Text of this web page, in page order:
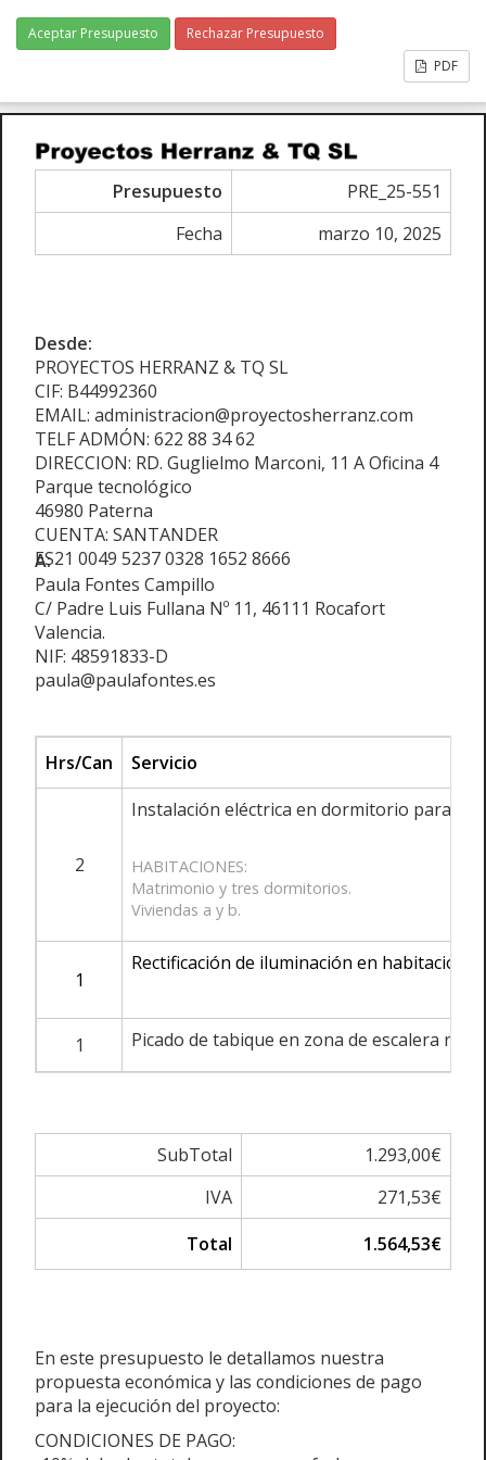
Aceptar Presupuesto
Rechazar Presupuesto
PDF
Presupuesto
PRE_25-551
Fecha
marzo 10, 2025
Desde:
PROYECTOS HERRANZ & TQ SL
CIF: B44992360
EMAIL: administracion@proyectosherranz.com
TELF ADMÓN: 622 88 34 62
DIRECCION: RD. Guglielmo Marconi, 11 A Oficina 4
Parque tecnológico
46980 Paterna
CUENTA: SANTANDER
ES21 0049 5237 0328 1652 8666
A:
Paula Fontes Campillo
C/ Padre Luis Fullana Nº 11, 46111 Rocafort
Valencia.
NIF: 48591833-D
paula@paulafontes.es
Hrs/Can Servicio
2
Instalación eléctrica en dormitorio para
HABITACIONES:
Matrimonio y tres dormitorios.
Viviendas a y b.
1
Rectificación de iluminación en habitación
1 Picado de tabique en zona de escalera
SubTotal
1.293,00€
IVA
271,53€
Total
1.564,53€
En este presupuesto le detallamos nuestra
propuesta económica y las condiciones de pago
para la ejecución del proyecto:
CONDICIONES DE PAGO: